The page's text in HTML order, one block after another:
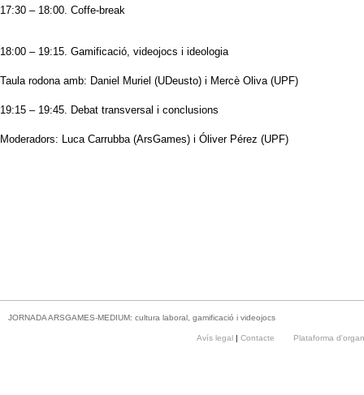
17:30 – 18:00. Coffe-break
18:00 – 19:15. Gamificació, videojocs i ideologia
Taula rodona amb: Daniel Muriel (UDeusto) i Mercè Oliva (UPF)
19:15 – 19:45. Debat transversal i conclusions
Moderadors: Luca Carrubba (ArsGames) i Óliver Pérez (UPF)
JORNADA ARSGAMES-MEDIUM: cultura laboral, gamificació i videojocs
Avís legal | Contacte Plataforma